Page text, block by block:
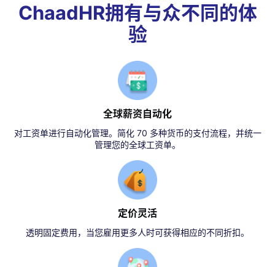
ChaadHR拥有与众不同的体
验
全球薪资自动化
对工资单进行自动化管理。简化 70 多种货币的支付流程，并统一
管理您的全球工资单。
定价灵活
透明固定费用，当您雇用更多人时可获得相应的不同折扣。